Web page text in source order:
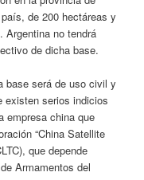
de 200 hectáreas y
Argentina no tendrá
de dicha base.
base será de uso civil y
existen serios indicios
empresa china que
“China Satellite
que depende
Armamentos del